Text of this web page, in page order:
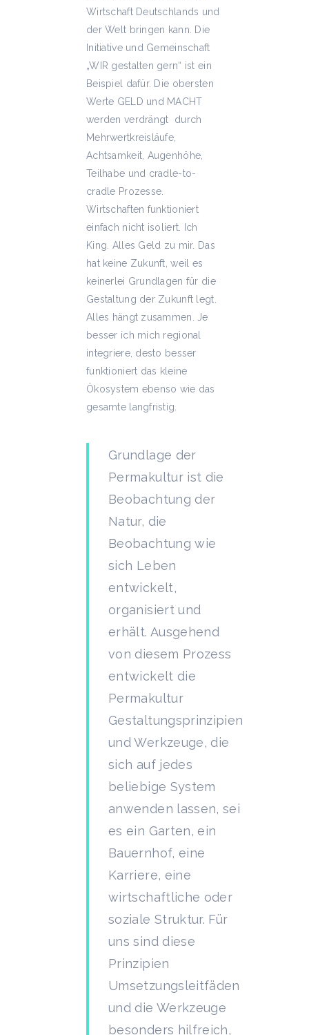
Wirtschaft Deutschlands und
der Welt bringen kann. Die
Initiative und Gemeinschaft
„WIR gestalten gern“ ist ein
Beispiel dafür. Die obersten
Werte GELD und MACHT
werden verdrängt
durch
Mehrwertkreisläufe,
Achtsamkeit, Augenhöhe,
Teilhabe und cradle-to-
cradle Prozesse.
Wirtschaften funktioniert
einfach nicht isoliert. Ich
King. Alles Geld zu mir. Das
hat keine Zukunft, weil es
keinerlei Grundlagen für die
Gestaltung der Zukunft legt.
Alles hängt zusammen. Je
besser ich mich regional
integriere, desto besser
funktioniert das kleine
Ökosystem ebenso wie das
gesamte langfristig.
Grundlage der
Permakultur ist die
Beobachtung der
Natur, die
Beobachtung wie
sich Leben
entwickelt,
organisiert und
erhält. Ausgehend
von diesem Prozess
entwickelt die
Permakultur
Gestaltungsprinzipien
und Werkzeuge, die
sich auf jedes
beliebige System
anwenden lassen, sei
es ein Garten, ein
Bauernhof, eine
Karriere, eine
wirtschaftliche oder
soziale Struktur. Für
uns sind diese
Prinzipien
Umsetzungsleitfäden
und die Werkzeuge
besonders hilfreich,